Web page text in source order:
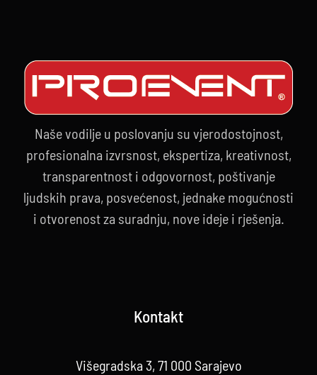
Naše vodilje u poslovanju su vjerodostojnost,
profesionalna izvrsnost, ekspertiza, kreativnost,
transparentnost i odgovornost, poštivanje
ljudskih prava, posvećenost, jednake mogućnosti
i otvorenost za suradnju, nove ideje i rješenja.
Kontakt
Višegradska 3, 71 000 Sarajevo